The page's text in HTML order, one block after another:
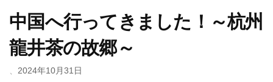
中国へ行ってきました！～杭州
龍井茶の故郷～
2024年10月31日